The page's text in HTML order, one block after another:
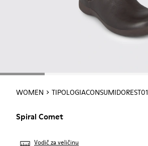
WOMEN TIPOLOGIACONSUMIDOREST01
Spiral Comet
Vodič za veličinu